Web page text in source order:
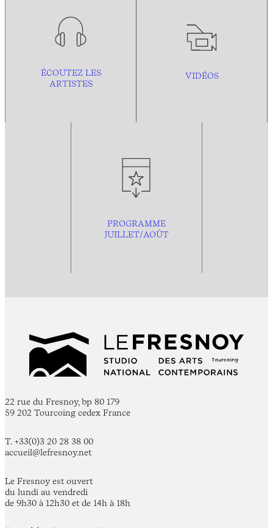
ÉCOUTEZ LES
ARTISTES
VIDÉOS
PROGRAMME
JUILLET/AOÛT
22 rue du Fresnoy, bp 80 179
59 202 Tourcoing cedex France
T. +33(0)3 20 28 38 00
accueil@lefresnoy.net
Le Fresnoy est ouvert
du lundi au vendredi
de 9h30 à 12h30 et de 14h à 18h